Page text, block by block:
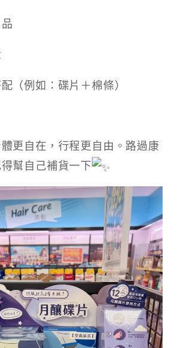
（例如：碟片＋棉條）
更自在，行程更自由。路過康
幫自己補貨一下